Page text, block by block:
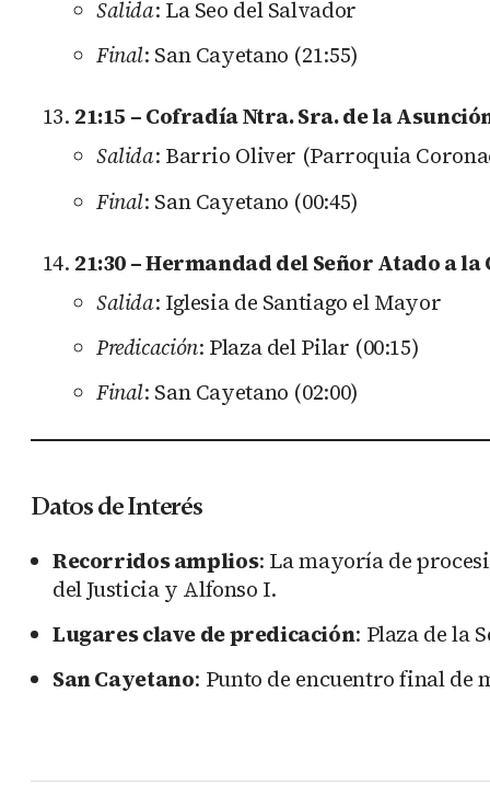
Salida: La Seo del Salvador
Final: San Cayetano (21:55)
21:15 – Cofradía Ntra. Sra. de la
Salida: Barrio Oliver (Parroquia
Final: San Cayetano (00:45)
21:30 – Hermandad del Señor Atado a
Salida: Iglesia de Santiago el Mayor
Predicación: Plaza del Pilar (00:15)
Final: San Cayetano (02:00)
Datos de Interés
Recorridos amplios: La mayoría de
del Justicia y Alfonso I.
Lugares clave de predicación: Plaza de la
San Cayetano: Punto de encuentro final de